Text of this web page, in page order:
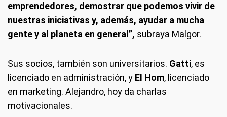
emprendedores, demostrar que podemos vivir de
nuestras iniciativas y, además, ayudar a mucha
gente y al planeta en general”, subraya Malgor.
Sus socios, también son universitarios. Gatti, es
licenciado en administración, y El Hom, licenciado
en marketing. Alejandro, hoy da charlas
motivacionales.